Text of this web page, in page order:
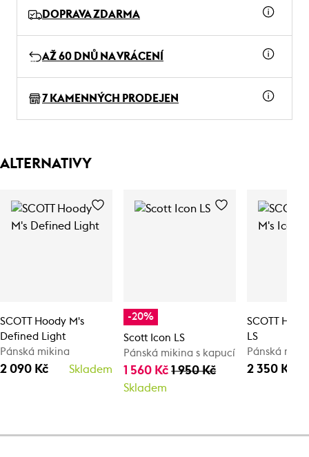
DOPRAVA ZDARMA
AŽ 60 DNŮ NA VRÁCENÍ
7 KAMENNÝCH PRODEJEN
ALTERNATIVY
SCOTT Hoody M's
Defined Light
Pánská mikina
2 090 Kč Skladem
-20%
Scott Icon LS
Pánská mikina s kapucí
1 560 Kč1 950 Kč
Skladem
SCOTT
LS
Pánská
2 350 Kč